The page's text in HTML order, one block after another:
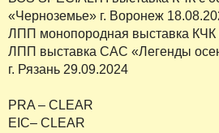
«Черноземье» г. Воронеж
ЛПП монопородная выставка КЧК
ЛПП выставка САС «Легенды
г. Рязань 29.09.2024
PRA – CLEAR
EIC– CLEAR